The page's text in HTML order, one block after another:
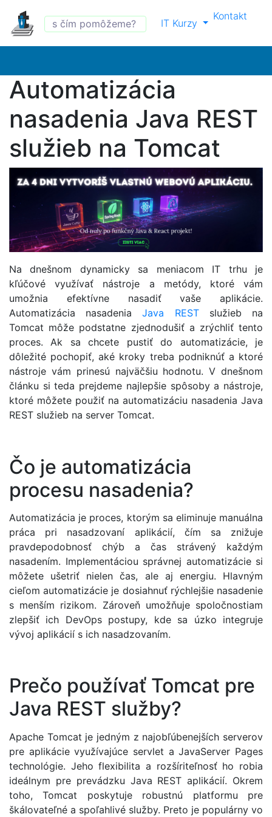
IT Kurzy
Kontakt
Automatizácia
nasadenia Java REST
služieb na Tomcat
Na dnešnom dynamicky sa meniacom IT trhu je
kľúčové využívať nástroje a metódy, ktoré vám
umožnia efektívne nasadiť vaše aplikácie.
Automatizácia nasadeniaJava RESTslužieb na
Tomcat môže podstatne zjednodušiť a zrýchliť tento
proces. Ak sa chcete pustiť do automatizácie, je
dôležité pochopiť, aké kroky treba podniknúť a ktoré
nástroje vám prinesú najväčšiu hodnotu. V dnešnom
článku si teda prejdeme najlepšie spôsoby a nástroje,
ktoré môžete použiť na automatizáciu nasadenia Java
REST služieb na server Tomcat.
Čo je automatizácia
procesu nasadenia?
Automatizácia je proces, ktorým sa eliminuje manuálna
práca pri nasadzovaní aplikácií, čím sa znižuje
pravdepodobnosť chýb a čas strávený každým
nasadením. Implementáciou správnej automatizácie si
môžete ušetriť nielen čas, ale aj energiu. Hlavným
cieľom automatizácie je dosiahnuť rýchlejšie nasadenie
s menším rizikom. Zároveň umožňuje spoločnostiam
zlepšiť ich DevOps postupy, kde sa úzko integruje
vývoj aplikácií s ich nasadzovaním.
Prečo používať Tomcat pre
Java REST služby?
Apache Tomcat je jedným z najobľúbenejších serverov
pre aplikácie využívajúce servlet a JavaServer Pages
technológie. Jeho flexibilita a rozšíriteľnosť ho robia
ideálnym pre prevádzku Java REST aplikácií. Okrem
toho, Tomcat poskytuje robustnú platformu pre
škálovateľné a spoľahlivé služby. Preto je populárny vo